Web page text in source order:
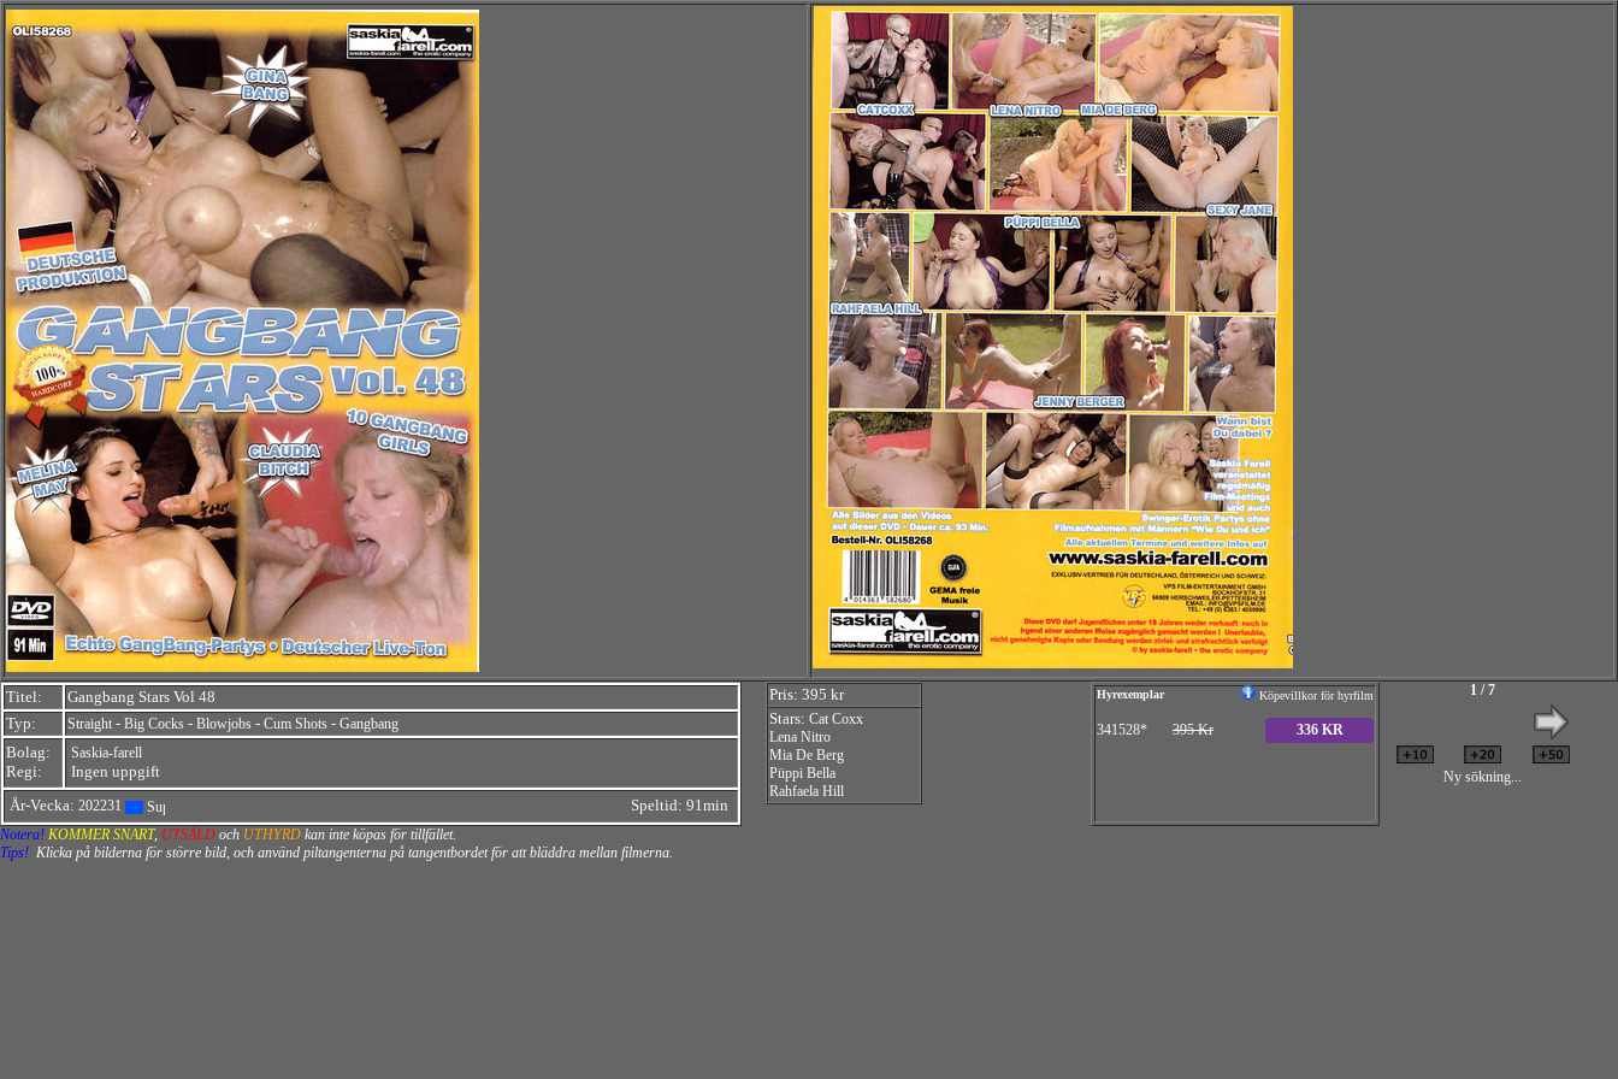
Titel:
Gangbang Stars Vol 48
Typ:
Straight - Big Cocks - Blowjobs - Cum Shots - Gangbang
Bolag:
Regi:
Saskia-farell
Ingen uppgift
År-Vecka: 202231 Speltid: 91min
Pris: 395 kr
Stars: Cat Coxx
Lena Nitro
Mia De Berg
Püppi Bella
Rahfaela Hill
Hyrexemplar Köpevillkor för hyrfilm
341528* 395 Kr 336 KR
1 / 7
Ny sökning...
Notera! KOMMER SNART, UTSÅLD och UTHYRD kan inte köpas för tillfället.
Tips! Klicka på bilderna för större bild, och använd piltangenterna på tangentbordet för att bläddra mellan filmerna.